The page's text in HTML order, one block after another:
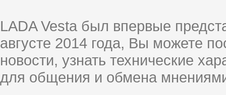
LADA Vesta был впервые
августе 2014 года, Вы можете
новости, узнать технические
для общения и обмена